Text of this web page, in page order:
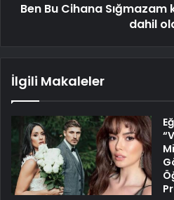
Ben Bu Cihana
dahil
İlgili Makaleler